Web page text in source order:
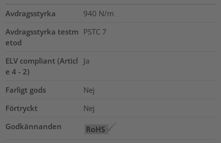
Avdragsstyrka
940 N/m
Avdragsstyrka testm
etod
PSTC 7
ELV compliant (Articl
e 4 - 2)
Ja
Farligt gods
Nej
Förtryckt
Nej
Godkännanden